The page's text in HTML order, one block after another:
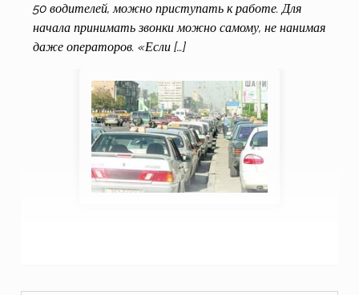
50 водителей, можно приступать к работе. Для
начала принимать звонки можно самому, не нанимая
даже операторов. «Если […]